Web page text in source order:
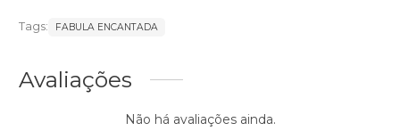
Tags: FABULA ENCANTADA
Avaliações
Não há avaliações ainda.